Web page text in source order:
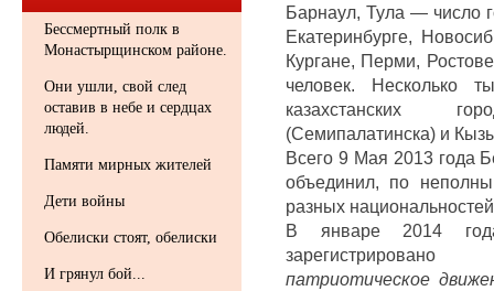
Барнаул, Тула — число
Екатеринбурге,
Кургане, Перми,
человек. Несколько
казахстанских
(Семипалатинска) и
Всего 9 Мая 2013 года
объединил, по
разных
В январе 2014
патриотическое
Бессмертный полк в
Монастырщинском районе.
Они ушли, свой след
оставив в небе и сердцах
людей.
Памяти мирных жителей
Дети войны
Обелиски стоят, обелиски
И грянул бой...